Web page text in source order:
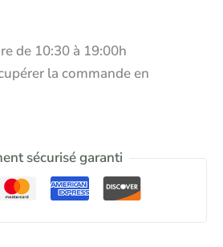
de 10:30 à 19:00h
la commande en
sécurisé garanti